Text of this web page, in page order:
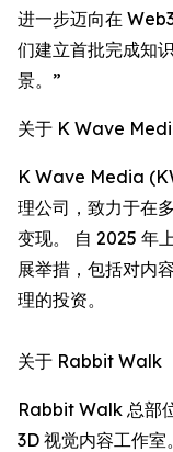
进一步迈向在
们建立首批完成知
景。”
关于 K Wave
K Wave Media
理公司，致力于在
变现。 自 2025 年
展举措，包括对内
理的投资。
关于 Rabbit Walk
Rabbit Walk 总部
3D 视觉内容工作